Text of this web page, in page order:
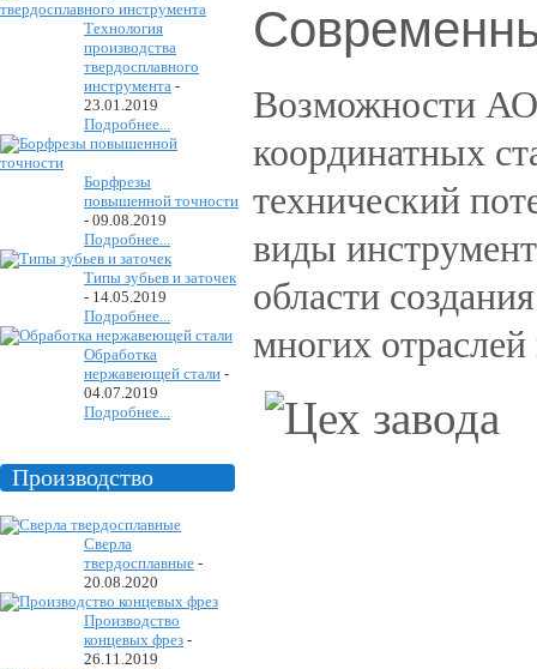
Технология
производства
твердосплавного
инструмента -
23.01.2019
Подробнее...
Борфрезы
повышенной точности
- 09.08.2019
Подробнее...
Типы зубьев и заточек
- 14.05.2019
Подробнее...
Обработка
нержавеющей стали -
04.07.2019
Подробнее...
Производство
Сверла
твердосплавные -
20.08.2020
Производство
концевых фрез -
26.11.2019
Возможности
координатных
технический
виды
области
многих отраслей